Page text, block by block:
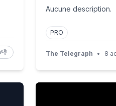
👎
Aucune description.
PRO
The Telegraph • 8
L’IA va-t-elle rendre